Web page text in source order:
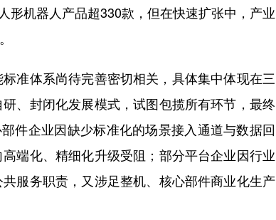
机器人产品超330款，但在快速扩张中，产业
准体系尚待完善密切相关，具体集中体现在三
、封闭化发展模式，试图包揽所有环节，最终
件企业因缺少标准化的场景接入通道与数据回
端化、精细化升级受阻；部分平台企业因行业
服务职责，又涉足整机、核心部件商业化生产